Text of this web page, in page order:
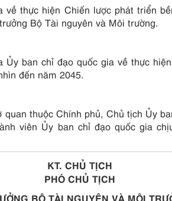
thực hiện Chiến lược phát triển
Bộ Tài nguyên và Môi trường.
Ủy ban chỉ đạo quốc gia về thực
đến năm 2045.
thuộc Chính phủ, Chủ tịch Ủy
viên Ủy ban chỉ đạo quốc gia
KT. CHỦ TỊCH
PHÓ CHỦ TỊCH
BỘ TÀI NGUYÊN VÀ MÔI